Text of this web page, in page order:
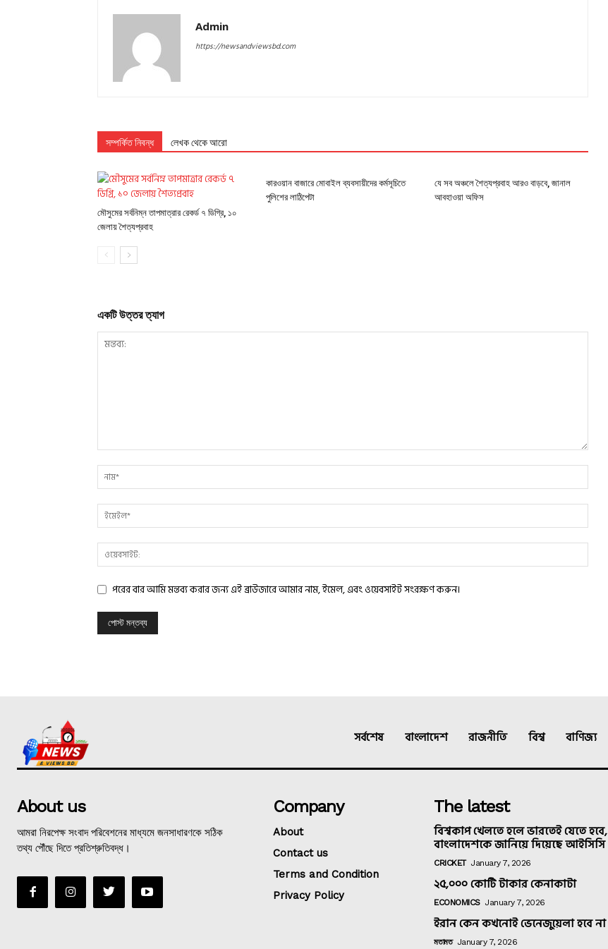
Admin
https://newsandviewsbd.com
সম্পর্কিত নিবন্ধ লেখক থেকে আরো
মৌসুমের সর্বনিম্ন তাপমাত্রার রেকর্ড ৭ ডিগ্রি, ১০
জেলায় শৈত্যপ্রবাহ
কারওয়ান বাজারে মোবাইল ব্যবসায়ীদের কর্মসূচিতে
পুলিশের লাঠিপেটা
যে সব অঞ্চলে শৈত্যপ্রবাহ আরও বাড়বে, জানাল
আবহাওয়া অফিস
একটি উত্তর ত্যাগ
পরের বার আমি মন্তব্য করার জন্য এই ব্রাউজারে আমার নাম, ইমেল, এবং ওয়েবসাইট সংরক্ষণ করুন।
সর্বশেষ বাংলাদেশ রাজনীতি বিশ্ব বাণিজ্য
About us
আমরা নিরপেক্ষ সংবাদ পরিবেশনের মাধ্যমে জনসাধারণকে সঠিক
তথ্য পৌঁছে দিতে প্রতিশ্রুতিবদ্ধ।
Company
About
Contact us
Terms and Condition
Privacy Policy
The latest
বিশ্বকাপ খেলতে হলে ভারতেই যেতে হবে,
বাংলাদেশকে জানিয়ে দিয়েছে আইসিসি
CRICKET January 7, 2026
২৫,০০০ কোটি টাকার কেনাকাটা
ECONOMICS January 7, 2026
ইরান কেন কখনোই ভেনেজুয়েলা হবে না
মতামত January 7, 2026